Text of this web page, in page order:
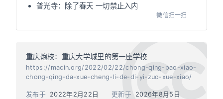
普光寺：除了春天 一切禁止入内
微信扫一扫
重庆炮校：重庆大学城里的第一座学校
https://macin.org/2022/02/22/chong-qing-pao-xiao-
chong-qing-da-xue-cheng-li-de-di-yi-zuo-xue-xiao/
发布于 2022年2月22日 更新于
2026年8月5日